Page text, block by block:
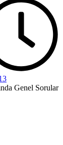
Genel Sorular